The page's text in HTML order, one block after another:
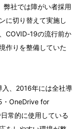
弊社では障がい者採用
に切り替えて実施し
COVID-19の流行前か
作りを整備していた
、2016年には全社導
・OneDrive for
常的に使用している